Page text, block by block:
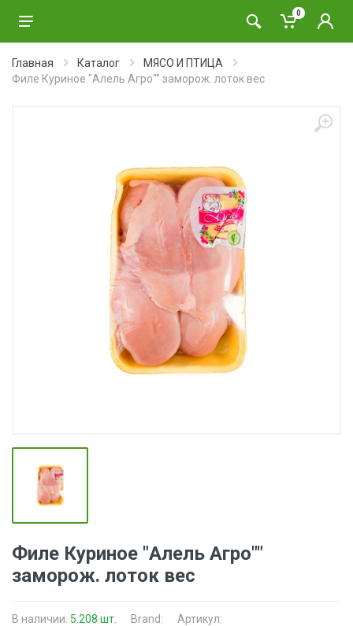
0
Главная Каталог
МЯСО И ПТИЦА
Филе Куриное "Алель Агро"" заморож. лоток вес
Филе Куриное "Алель Агро""
заморож. лоток вес
В наличии: 5.208 шт. Brand: Артикул: